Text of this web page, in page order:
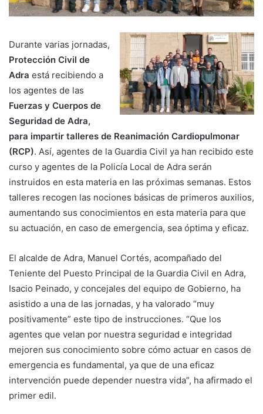
Durante varias jornadas,
Protección Civil de
Adra está recibiendo a
los agentes de las
Fuerzas y Cuerpos de
Seguridad de Adra,
para impartir talleres de Reanimación Cardiopulmonar
(RCP). Así, agentes de la Guardia Civil ya han recibido este
curso y agentes de la Policía Local de Adra serán
instruidos en esta materia en las próximas semanas. Estos
talleres recogen las nociones básicas de primeros auxilios,
aumentando sus conocimientos en esta materia para que
su actuación, en caso de emergencia, sea óptima y eficaz.
El alcalde de Adra, Manuel Cortés, acompañado del
Teniente del Puesto Principal de la Guardia Civil en Adra,
Isacio Peinado, y concejales del equipo de Gobierno, ha
asistido a una de las jornadas, y ha valorado “muy
positivamente” este tipo de instrucciones. “Que los
agentes que velan por nuestra seguridad e integridad
mejoren sus conocimiento sobre cómo actuar en casos de
emergencia es fundamental, ya que de una eficaz
intervención puede depender nuestra vida”, ha afirmado el
primer edil.